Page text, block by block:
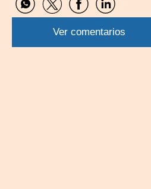
Compartir
por
WhatsApp
Compartir
por
Twitter
Compartir
por
Facebook
Compartir
por
Linkedin
Ver comentarios